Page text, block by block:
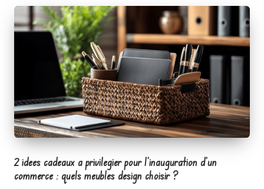
2 idees cadeaux a privilegier pour l’inauguration d’un
commerce : quels meubles design choisir ?